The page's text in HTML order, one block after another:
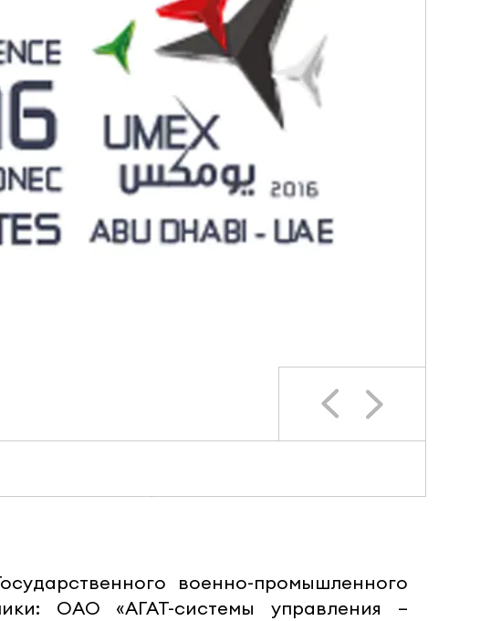
военно-промышленного
ОАО «АГАТ-системы управления –